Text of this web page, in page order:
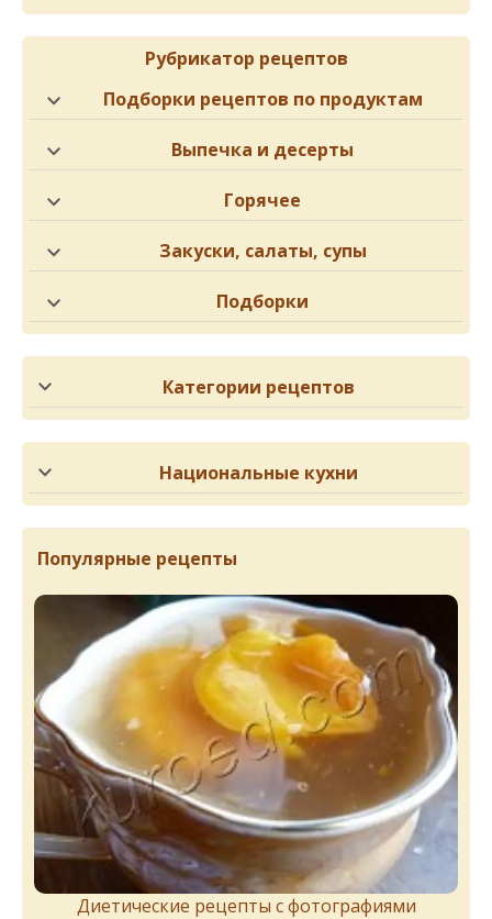
Рубрикатор рецептов
Подборки рецептов по продуктам
Выпечка и десерты
Горячее
Закуски, салаты, супы
Подборки
Категории рецептов
Национальные кухни
Популярные рецепты
Диетические рецепты с фотографиями